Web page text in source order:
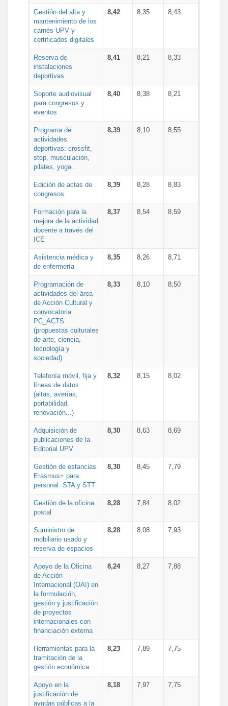
Gestión del alta y
mantenimiento de los
carnés UPV y
certificados digitales
8,42 8,35 8,43
Reserva de
instalaciones
deportivas
8,41 8,21 8,33
Soporte audiovisual
para congresos y
eventos
8,40 8,38 8,21
Programa de
actividades
deportivas: crossfit,
step, musculación,
pilates, yoga...
8,39 8,10 8,55
Edición de actas de
congresos
8,39 8,28 8,83
Formación para la
mejora de la actividad
docente a través del
ICE
8,37 8,54 8,59
Asistencia médica y
de enfermería
8,35 8,26 8,71
Programación de
actividades del área
de Acción Cultural y
convocatoria
PC_ACTS
(propuestas culturales
de arte, ciencia,
tecnología y
sociedad)
8,33 8,10 8,50
Telefonía móvil, fija y
líneas de datos
(altas, averías,
portabilidad,
renovación...)
8,32 8,15 8,02
Adquisición de
publicaciones de la
Editorial UPV
8,30 8,63 8,69
Gestión de estancias
Erasmus+ para
personal: STA y STT
8,30 8,45 7,79
Gestión de la oficina
postal
8,28 7,84 8,02
Suministro de
mobiliario usado y
reserva de espacios
8,28 8,08 7,93
Apoyo de la Oficina
de Acción
Internacional (OAI) en
la formulación,
gestión y justificación
de proyectos
internacionales con
financiación externa
8,24 8,27 7,88
Herramientas para la
tramitación de la
gestión económica
8,23 7,89 7,75
Apoyo en la
justificación de
ayudas públicas a la
8,18 7,97 7,75